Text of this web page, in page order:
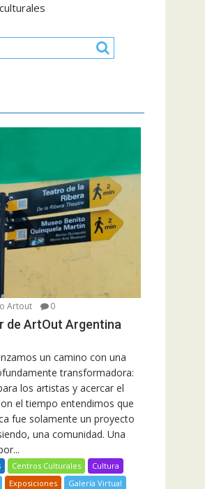
culturales
Artout 0
de ArtOut Argentina
un camino con una
transformadora:
los artistas y acercar el
el tiempo entendimos que
fue solamente un proyecto
una comunidad. Una
Centros Culturales
Cultura
Exposiciones
Galería Virtual